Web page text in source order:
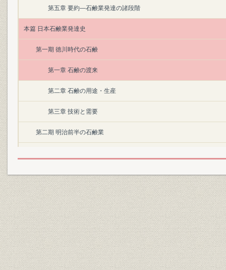
第五章 要約―石鹸業発達の諸段階
本篇 日本石鹸業発達史
第一期 徳川時代の石鹸
第一章 石鹸の渡来
第二章 石鹸の用途・生産
第三章 技術と需要
第二期 明治前半の石鹸業
第二章 維新政府と石鹸業
第三章 生産規模
第四章 生産技術
第五章 原料
第六章 総過程